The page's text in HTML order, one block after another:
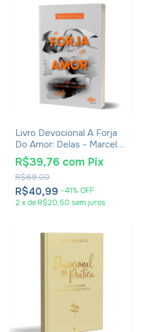
Livro Devocional A Forja
Do Amor: Delas - Marcele
Dias
R$40,99 -41% OFF
R$69,00
R$39,76 com Pix
2 x de R$20,50 sem juros